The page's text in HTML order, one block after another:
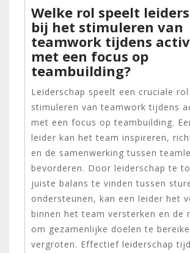
Welke rol speelt
bij het stimuleren van
teamwork tijdens
met een focus op
teambuilding?
Leiderschap speelt een cruciale
stimuleren van teamwork tijdens
met een focus op teambuilding.
leider kan het team inspireren,
en de samenwerking tussen
bevorderen. Door leiderschap te
juiste balans te vinden tussen
ondersteunen, kan een leider het
binnen het team versterken en de
om gezamenlijke doelen te
vergroten. Effectief leiderschap